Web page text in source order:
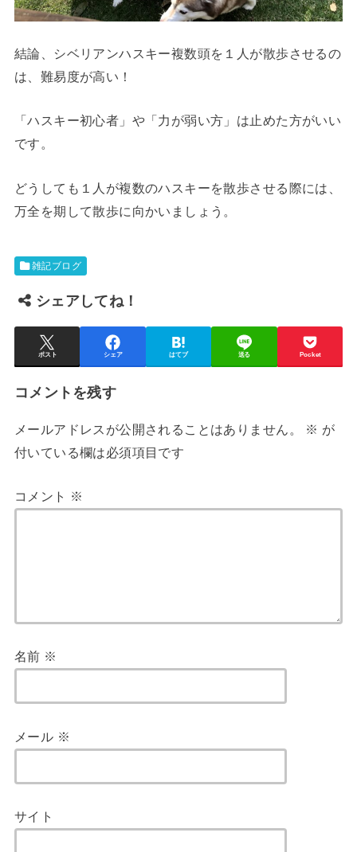
結論、シベリアンハスキー複数頭を１人が散歩させるの
は、難易度が高い！
「ハスキー初心者」や「力が弱い方」は止めた方がいい
です。
どうしても１人が複数のハスキーを散歩させる際には、
万全を期して散歩に向かいましょう。
雑記ブログ
シェアしてね！
ポスト シェア はてブ 送る Pocket
コメントを残す
メールアドレスが公開されることはありません。 ※ が
付いている欄は必須項目です
コメント ※
名前 ※
メール ※
サイト